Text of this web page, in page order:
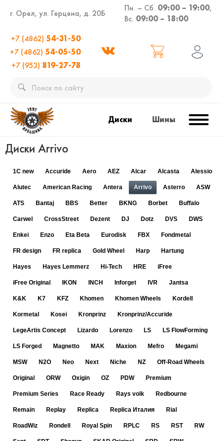
г. Орел, ул. Герцена, д. 20Б
Пн. – Сб. 09:00 – 19:00,
Вс. 09:00 – 18:00
+7 (4862) 54-31-50
+7 (4862) 54-05-50
+7 (953) 819-27-78
Диски Шины
Диски Arrivo
1C new Accuride Aero AEZ Alcar Alcasta Alessio
Alutec American Racing Antera Arrivo Asterro ASW
ATS Bantaj BBS Better BKNG Borbet Buffalo
Carwel CrossStreet Dezent DJ Dotz DVS DWS
Enkei Enzo Eta Beta Eurodisk FBX Fondmetal
FR design FR replica Gold Wheel Harp Hartung
Hayes Hayes Lemmerz Hi-Tech HRE iFree
iFree Original IKON INCH Inforget IVR Jantsa
K&K K7 KFZ Khomen Khomen Wheels Kordell
Kormetal Kosei Kronprinz Kronprinz/Accuride
LegeArtis Concept Lizardo Lorenzo LS LS FlowForming
LS Forged Magnetto MAK Maxion Mefro Megami
MSW N2O Neo Next Niche NZ Off-Road Wheels
Original ORW Oxigin OZ PDW Premium
Premium Series Race Ready Rays volk Redbourne
Remain Replay Replica Replica Италия Rial
RoadWiz Rondell Royal Spin RPLC RS RST RW